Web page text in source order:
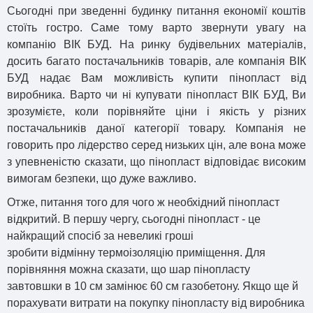
Сьогодні при зведенні будинку питання економії коштів
стоїть гостро. Саме тому варто звернути увагу на
компанію ВІК БУД. На ринку будівельних матеріалів,
досить багато постачальників товарів, але компанія ВІК
БУД надає Вам можливість купити пінопласт від
виробника. Варто чи ні купувати пінопласт ВІК БУД, Ви
зрозумієте, коли порівняйте ціни і якість у різних
постачальників даної категорії товару. Компанія не
говорить про лідерство серед низьких цін, але вона може
з упевненістю сказати, що пінопласт відповідає високим
вимогам безпеки, що дуже важливо.
Отже, питання того для чого ж необхідний пінопласт
відкритий. В першу чергу, сьогодні пінопласт - це
найкращий спосіб за невеликі гроші
зробити відмінну термоізоляцію приміщення. Для
порівняння можна сказати, що шар пінопласту
завтовшки в 10 см замінює 60 см газобетону. Якщо ще й
порахувати витрати на покупку пінопласту від виробника